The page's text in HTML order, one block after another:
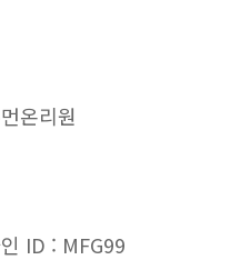
온리원
ID : MFG99